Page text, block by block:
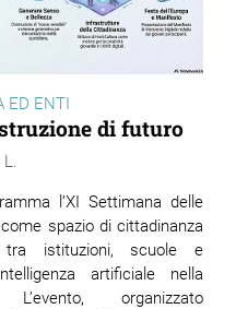
ED ENTI
di futuro
L.
l’XI Settimana delle
spazio di cittadinanza
istituzioni, scuole e
artificiale nella
organizzato